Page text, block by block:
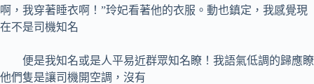
啊，我穿著睡衣啊！”玲妃看著他的衣服。動也鎮定，我感覺現
在不是司機知名
便是我知名或是人平易近群眾知名瞭！我語氣低調的歸應瞭
他們隻是讓司機開空調，沒有